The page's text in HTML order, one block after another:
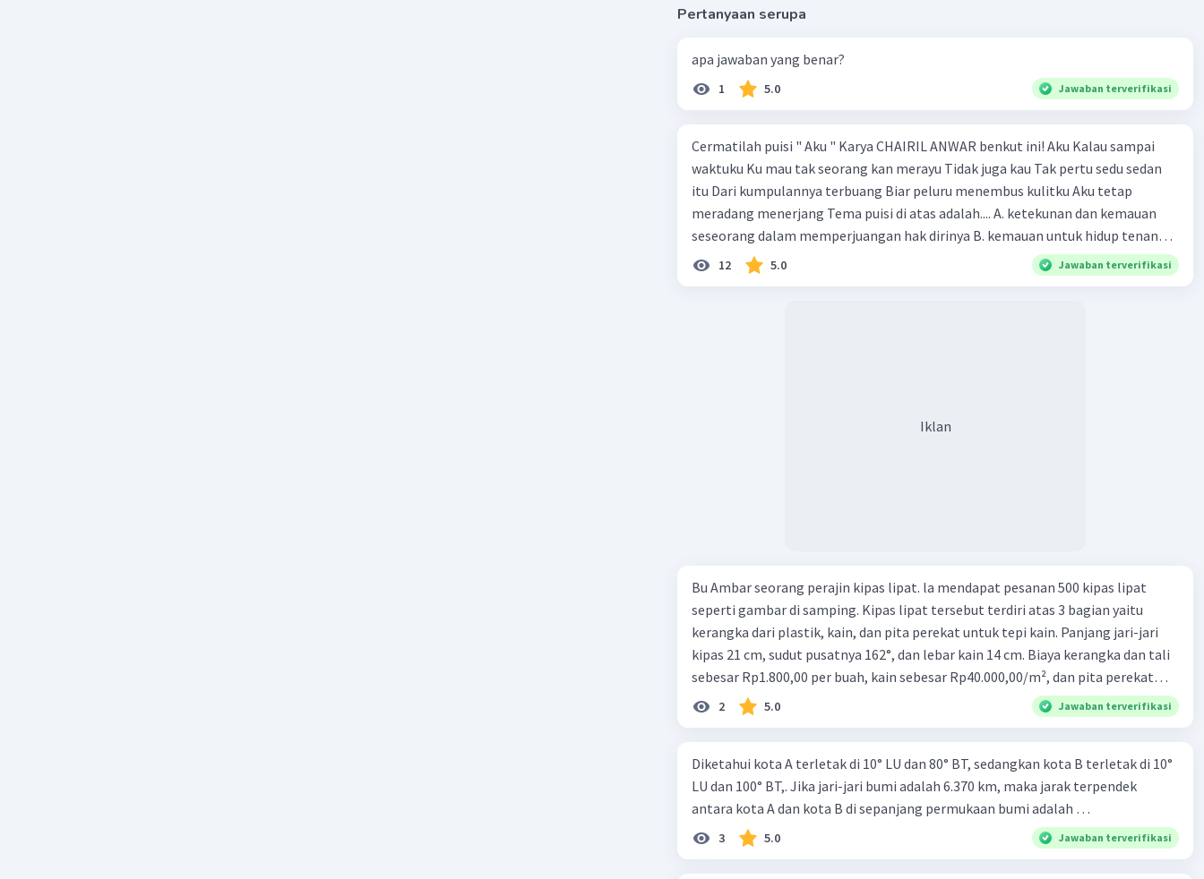
Pertanyaan serupa
apa jawaban yang benar?
1 5.0 Jawaban terverifikasi
Cermatilah puisi " Aku " Karya CHAIRIL ANWAR benkut ini! Aku Kalau sampai
waktuku Ku mau tak seorang kan merayu Tidak juga kau Tak pertu sedu sedan
itu Dari kumpulannya terbuang Biar peluru menembus kulitku Aku tetap
meradang menerjang Tema puisi di atas adalah.... A. ketekunan dan kemauan
seseorang dalam memperjuangan hak dirinya B. kemauan untuk hidup tenang
tanpa beban C. kegigihan sesorang dalam mendapatkan cinta sejati D.
seseorang yang tidak mau diganggu oleh siapapun E. kepasrahan kepada
12 5.0 Jawaban terverifikasi
Iklan
Bu Ambar seorang perajin kipas lipat. la mendapat pesanan 500 kipas lipat
seperti gambar di samping. Kipas lipat tersebut terdiri atas 3 bagian yaitu
kerangka dari plastik, kain, dan pita perekat untuk tepi kain. Panjang jari-jari
kipas 21 cm, sudut pusatnya 162°, dan lebar kain 14 cm. Biaya kerangka dan tali
sebesar Rp1.800,00 per buah, kain sebesar Rp40.000,00/m², dan pita perekat
Rp350,00/m. Kipas tersebut dijual dengan harga Rp6.500,00 per buah. Tentukan
total keuntungan yang diperoleh Bu Ambar.
2 5.0 Jawaban terverifikasi
Diketahui kota A terletak di 10° LU dan 80° BT, sedangkan kota B terletak di 10°
LU dan 100° BT,. Jika jari-jari bumi adalah 6.370 km, maka jarak terpendek
antara kota A dan kota B di sepanjang permukaan bumi adalah …
3 5.0 Jawaban terverifikasi